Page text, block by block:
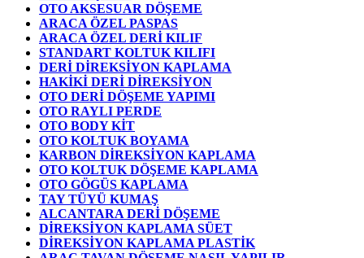
OTO AKSESUAR DÖŞEME
ARACA ÖZEL PASPAS
ARACA ÖZEL DERİ KILIF
STANDART KOLTUK KILIFI
DERİ DİREKSİYON KAPLAMA
HAKİKİ DERİ DİREKSİYON
OTO DERİ DÖŞEME YAPIMI
OTO RAYLI PERDE
OTO BODY KİT
OTO KOLTUK BOYAMA
KARBON DİREKSİYON KAPLAMA
OTO KOLTUK DÖŞEME KAPLAMA
OTO GÖGÜS KAPLAMA
TAY TÜYÜ KUMAŞ
ALCANTARA DERİ DÖŞEME
DİREKSİYON KAPLAMA SÜET
DİREKSİYON KAPLAMA PLASTİK